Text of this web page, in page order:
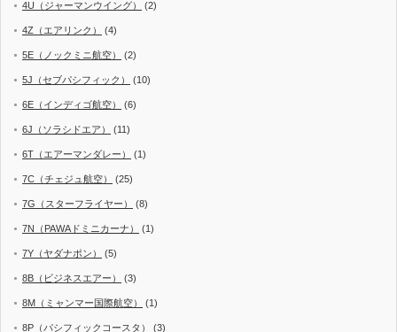
4U（ジャーマンウイング） (2)
4Z（エアリンク） (4)
5E（ノックミニ航空） (2)
5J（セブパシフィック） (10)
6E（インディゴ航空） (6)
6J（ソラシドエア） (11)
6T（エアーマンダレー） (1)
7C（チェジュ航空） (25)
7G（スターフライヤー） (8)
7N（PAWAドミニカーナ） (1)
7Y（ヤダナポン） (5)
8B（ビジネスエアー） (3)
8M（ミャンマー国際航空） (1)
8P（パシフィックコースタ） (3)